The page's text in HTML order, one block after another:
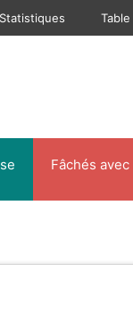
Statistiques
Fâchés